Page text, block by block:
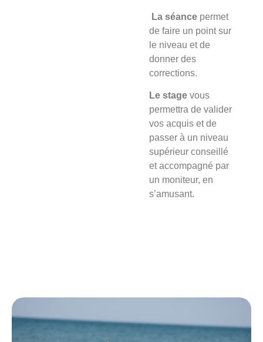
La séance permet
de faire un point sur
le niveau et de
donner des
corrections.
Le stage vous
permettra de valider
vos acquis et de
passer à un niveau
supérieur conseillé
et accompagné par
un moniteur, en
s’amusant.